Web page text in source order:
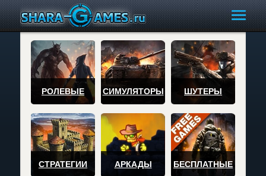
РОЛЕВЫЕ СИМУЛЯТОРЫ ШУТЕРЫ
СТРАТЕГИИ АРКАДЫ БЕСПЛАТНЫЕ